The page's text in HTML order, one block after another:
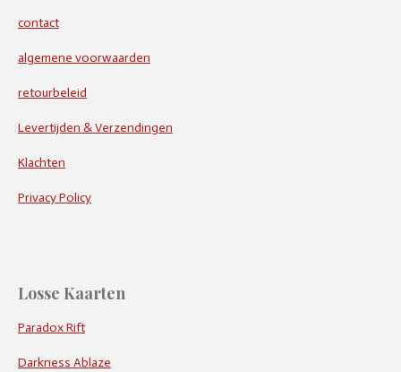
contact
algemene voorwaarden
retourbeleid
Levertijden & Verzendingen
Klachten
Privacy Policy
Losse Kaarten
Paradox Rift
Darkness Ablaze